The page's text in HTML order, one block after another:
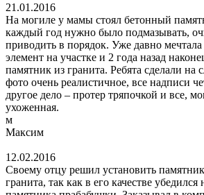
21.01.2016
На могиле у мамы стоял бетонный
каждый год нужно было подмазывать,
приводить в порядок. Уже давно
элемент на участке и 2 года назад
памятник из гранита. Ребята сделали на
фото очень реалистичное, все надписи
другое дело – протер тряпочкой и все,
ухоженная.
м
Максим
12.02.2016
Своему отцу решил установить
гранита, так как в его качестве